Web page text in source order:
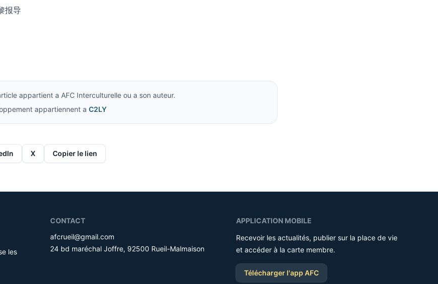
报导
appartient a AFC Interculturelle ou a son auteur.
appartiennent a C2LY
X Copier le lien
les
CONTACT
afcrueil@gmail.com
24 bd maréchal Joffre, 92500 Rueil-Malmaison
APPLICATION MOBILE
Recevoir les actualités, publier sur la place de vie
et accéder à la carte membre.
Télécharger l'app AFC